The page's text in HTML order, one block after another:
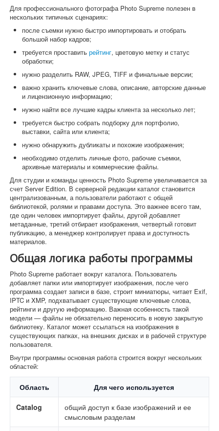
Для профессионального фотографа Photo Supreme полезен в
нескольких типичных сценариях:
после съемки нужно быстро импортировать и отобрать
большой набор кадров;
требуется проставить рейтинг, цветовую метку и статус
обработки;
нужно разделить RAW, JPEG, TIFF и финальные версии;
важно хранить ключевые слова, описание, авторские данные
и лицензионную информацию;
нужно найти все лучшие кадры клиента за несколько лет;
требуется быстро собрать подборку для портфолио,
выставки, сайта или клиента;
нужно обнаружить дубликаты и похожие изображения;
необходимо отделить личные фото, рабочие съемки,
архивные материалы и коммерческие файлы.
Для студии и команды ценность Photo Supreme увеличивается за
счет Server Edition. В серверной редакции каталог становится
централизованным, а пользователи работают с общей
библиотекой, ролями и правами доступа. Это важнее всего там,
где один человек импортирует файлы, другой добавляет
метаданные, третий отбирает изображения, четвертый готовит
публикацию, а менеджер контролирует права и доступность
материалов.
Общая логика работы программы
Photo Supreme работает вокруг каталога. Пользователь
добавляет папки или импортирует изображения, после чего
программа создает записи в базе, строит миниатюры, читает Exif,
IPTC и XMP, подхватывает существующие ключевые слова,
рейтинги и другую информацию. Важная особенность такой
модели — файлы не обязательно переносить в новую закрытую
библиотеку. Каталог может ссылаться на изображения в
существующих папках, на внешних дисках и в рабочей структуре
пользователя.
Внутри программы основная работа строится вокруг нескольких
областей:
Область Для чего используется
Catalog
общий доступ к базе изображений и ее
смысловым разделам